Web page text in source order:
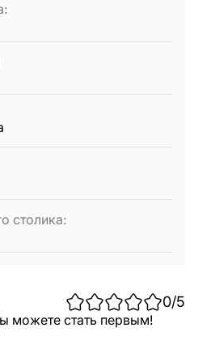
:
столика:
0/5
можете стать первым!